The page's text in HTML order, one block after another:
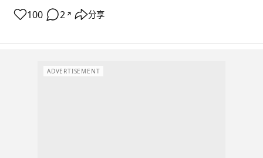
100 2 ↗ 分享
ADVERTISEMENT